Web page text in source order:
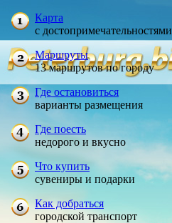
Карта
с достопримечательностями
Маршруты
13 маршрутов по городу
Где остановиться
варианты размещения
Где поесть
недорого и вкусно
Что купить
сувениры и подарки
Как добраться
городской транспорт